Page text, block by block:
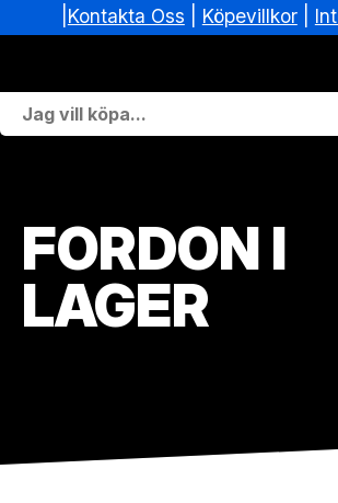
Köpevillkor|
ATV-
FORDON I
LAGER